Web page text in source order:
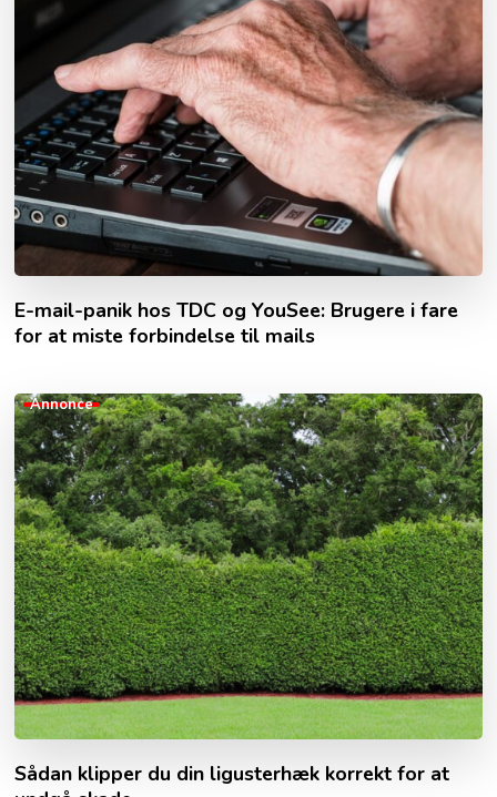
E-mail-panik hos TDC og YouSee: Brugere i fare
for at miste forbindelse til mails
Annonce
Sådan klipper du din ligusterhæk korrekt for at